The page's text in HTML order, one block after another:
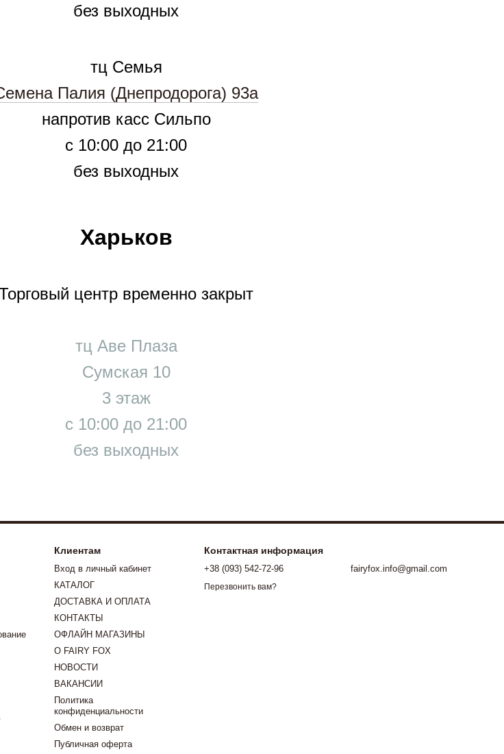
без выходных
тц Семья
Палия (Днепродорога) 93а
напротив касс Сильпо
с 10:00 до 21:00
без выходных
Харьков
центр временно закрыт
тц Аве Плаза
Сумская 10
3 этаж
с 10:00 до 21:00
без выходных
Клиентам
Вход в личный кабинет
КАТАЛОГ
ДОСТАВКА И ОПЛАТА
КОНТАКТЫ
ОФЛАЙН МАГАЗИНЫ
О FAIRY FOX
НОВОСТИ
ВАКАНСИИ
Политика
конфиденциальности
Обмен и возврат
Публичная оферта
Контактная информация
+38 (093) 542-72-96
Перезвонить вам?
fairyfox.info@gmail.com